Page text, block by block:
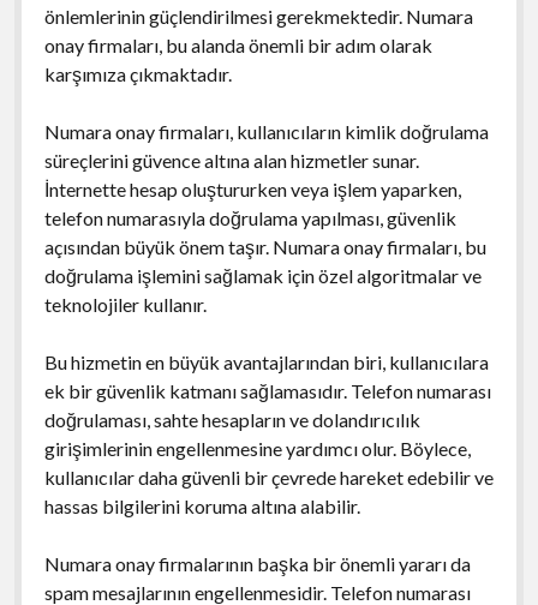
önlemlerinin güçlendirilmesi gerekmektedir. Numara
onay firmaları, bu alanda önemli bir adım olarak
karşımıza çıkmaktadır.
Numara onay firmaları, kullanıcıların kimlik doğrulama
süreçlerini güvence altına alan hizmetler sunar.
İnternette hesap oluştururken veya işlem yaparken,
telefon numarasıyla doğrulama yapılması, güvenlik
açısından büyük önem taşır. Numara onay firmaları, bu
doğrulama işlemini sağlamak için özel algoritmalar ve
teknolojiler kullanır.
Bu hizmetin en büyük avantajlarından biri, kullanıcılara
ek bir güvenlik katmanı sağlamasıdır. Telefon numarası
doğrulaması, sahte hesapların ve dolandırıcılık
girişimlerinin engellenmesine yardımcı olur. Böylece,
kullanıcılar daha güvenli bir çevrede hareket edebilir ve
hassas bilgilerini koruma altına alabilir.
Numara onay firmalarının başka bir önemli yararı da
spam mesajlarının engellenmesidir. Telefon numarası